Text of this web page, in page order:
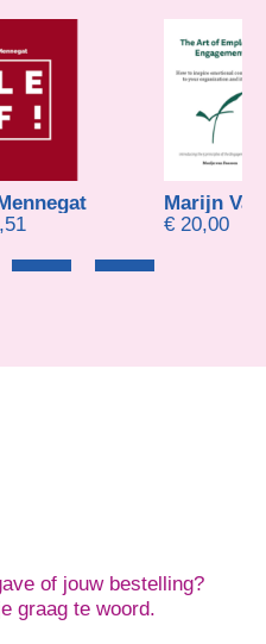
€ 20,00
of jouw bestelling?
graag te woord.